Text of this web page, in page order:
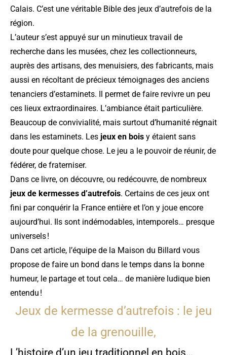
Calais. C’est une véritable Bible des jeux d’autrefois de la
région.
L’auteur s’est appuyé sur un minutieux travail de
recherche dans les musées, chez les collectionneurs,
auprès des artisans, des menuisiers, des fabricants, mais
aussi en récoltant de précieux témoignages des anciens
tenanciers d’estaminets. Il permet de faire revivre un peu
ces lieux extraordinaires. L’ambiance était particulière.
Beaucoup de convivialité, mais surtout d’humanité régnait
dans les estaminets. Les jeux en bois y étaient sans
doute pour quelque chose. Le jeu a le pouvoir de réunir, de
fédérer, de fraterniser.
Dans ce livre, on découvre, ou redécouvre, de nombreux
jeux de kermesses d’autrefois. Certains de ces jeux ont
fini par conquérir la France entière et l’on y joue encore
aujourd’hui. Ils sont indémodables, intemporels… presque
universels !
Dans cet article, l’équipe de la Maison du Billard vous
propose de faire un bond dans le temps dans la bonne
humeur, le partage et tout cela… de manière ludique bien
entendu !
Jeux de kermesse d’autrefois : le jeu
de la grenouille,
L’histoire d’un jeu traditionnel en bois…